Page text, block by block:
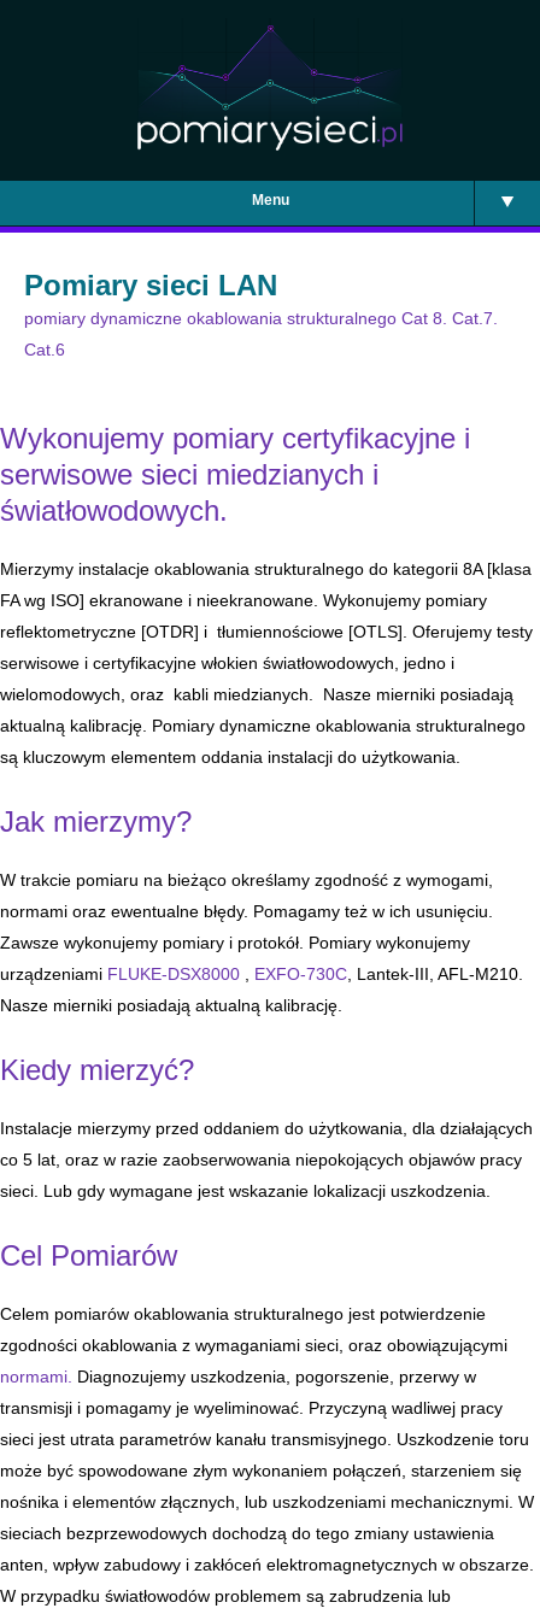
Menu
Pomiary sieci LAN
pomiary dynamiczne okablowania strukturalnego Cat 8. Cat.7.
Cat.6
Wykonujemy pomiary certyfikacyjne i
serwisowe sieci miedzianych i
światłowodowych.
Mierzymy instalacje okablowania strukturalnego do kategorii 8A [klasa
FA wg ISO] ekranowane i nieekranowane. Wykonujemy pomiary
reflektometryczne [OTDR] i tłumiennościowe [OTLS]. Oferujemy testy
serwisowe i certyfikacyjne włokien światłowodowych, jedno i
wielomodowych, oraz kabli miedzianych. Nasze mierniki posiadają
aktualną kalibrację. Pomiary dynamiczne okablowania strukturalnego
są kluczowym elementem oddania instalacji do użytkowania.
Jak mierzymy?
W trakcie pomiaru na bieżąco określamy zgodność z wymogami,
normami oraz ewentualne błędy. Pomagamy też w ich usunięciu.
Zawsze wykonujemy pomiary i protokół. Pomiary wykonujemy
urządzeniami FLUKE-DSX8000 EXFO-730C , Lantek-III, AFL-M210.
Nasze mierniki posiadają aktualną kalibrację.
Kiedy mierzyć?
Instalacje mierzymy przed oddaniem do użytkowania, dla działających
co 5 lat, oraz w razie zaobserwowania niepokojących objawów pracy
sieci. Lub gdy wymagane jest wskazanie lokalizacji uszkodzenia.
Cel Pomiarów
Celem pomiarów okablowania strukturalnego jest potwierdzenie
zgodności okablowania z wymaganiami sieci, oraz obowiązującymi
normami. Diagnozujemy uszkodzenia, pogorszenie, przerwy w
transmisji i pomagamy je wyeliminować. Przyczyną wadliwej pracy
sieci jest utrata parametrów kanału transmisyjnego. Uszkodzenie toru
może być spowodowane złym wykonaniem połączeń, starzeniem się
nośnika i elementów złącznych, lub uszkodzeniami mechanicznymi. W
sieciach bezprzewodowych dochodzą do tego zmiany ustawienia
anten, wpływ zabudowy i zakłóceń elektromagnetycznych w obszarze.
W przypadku światłowodów problemem są zabrudzenia lub